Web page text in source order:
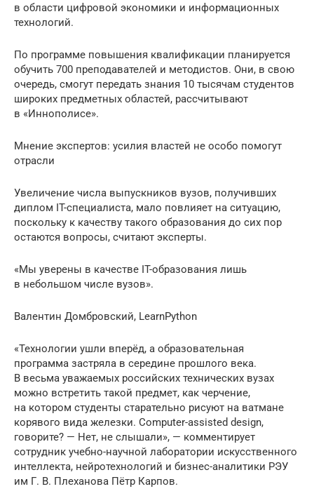
в области цифровой экономики и информационных
технологий.
По программе повышения квалификации планируется
обучить 700 преподавателей и методистов. Они, в свою
очередь, смогут передать знания 10 тысячам студентов
широких предметных областей, рассчитывают
в «Иннополисе».
Мнение экспертов: усилия властей не особо помогут
отрасли
Увеличение числа выпускников вузов, получивших
диплом IT-специалиста, мало повлияет на ситуацию,
поскольку к качеству такого образования до сих пор
остаются вопросы, считают эксперты.
«Мы уверены в качестве IT-образования лишь
в небольшом числе вузов».
Валентин Домбровский, LearnPython
«Технологии ушли вперёд, а образовательная
программа застряла в середине прошлого века.
В весьма уважаемых российских технических вузах
можно встретить такой предмет, как черчение,
на котором студенты старательно рисуют на ватмане
корявого вида железки. Computer-assisted design,
говорите? — Нет, не слышали», — комментирует
сотрудник учебно-научной лаборатории искусственного
интеллекта, нейротехнологий и бизнес-аналитики РЭУ
им Г. В. Плеханова Пётр Карпов.